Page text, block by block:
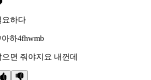
요하다
아하4fhwmb
으면 줘야지요 내껀데